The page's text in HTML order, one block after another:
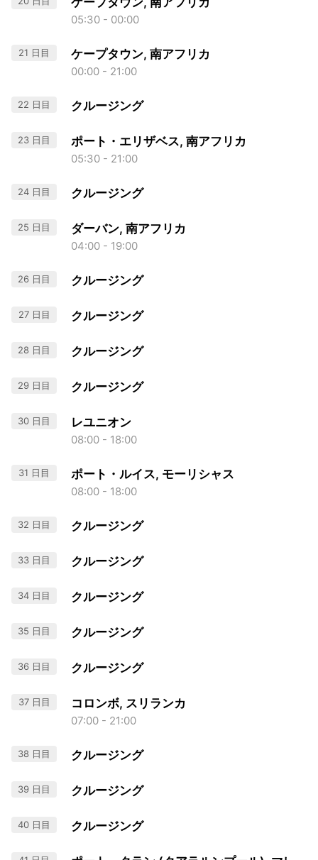
05:30 - 00:00
21 日目 ケープタウン, 南アフリカ
00:00 - 21:00
22 日目 クルージング
23 日目 ポート・エリザベス, 南アフリカ
05:30 - 21:00
24 日目 クルージング
25 日目 ダーバン, 南アフリカ
04:00 - 19:00
26 日目 クルージング
27 日目 クルージング
28 日目 クルージング
29 日目 クルージング
30 日目 レユニオン
08:00 - 18:00
31 日目 ポート・ルイス, モーリシャス
08:00 - 18:00
32 日目 クルージング
33 日目 クルージング
34 日目 クルージング
35 日目 クルージング
36 日目 クルージング
37 日目 コロンボ, スリランカ
07:00 - 21:00
38 日目 クルージング
39 日目 クルージング
40 日目 クルージング